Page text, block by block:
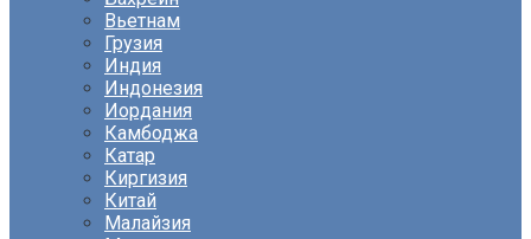
Вьетнам
Грузия
Индия
Индонезия
Иордания
Камбоджа
Катар
Киргизия
Китай
Малайзия